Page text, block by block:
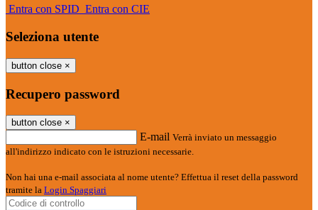
Entra con SPID Entra con CIE
Seleziona utente
button close ×
Recupero password
button close ×
E-mail Verrà inviato un messaggio
all'indirizzo indicato con le istruzioni necessarie.
Non hai una e-mail associata al nome utente? Effettua il reset della password
tramite la Login Spaggiari